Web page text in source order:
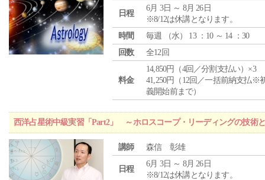
日程
6月 3日 ～ 8月 26日
※8/12は休講となります。
時間
毎週 （水） 13 ：10 ～ 14 ：30
回数
全12回
料金
14,850円（4回／分割支払い）×3
41,250円（12回／一括前納支払※
義開始前まで）
西洋占星術中級実習「Part2」 ～ホロスコープ・リーディングの技術
講師 森信 彰雄
日程
6月 3日 ～ 8月 26日
※8/12は休講となります。